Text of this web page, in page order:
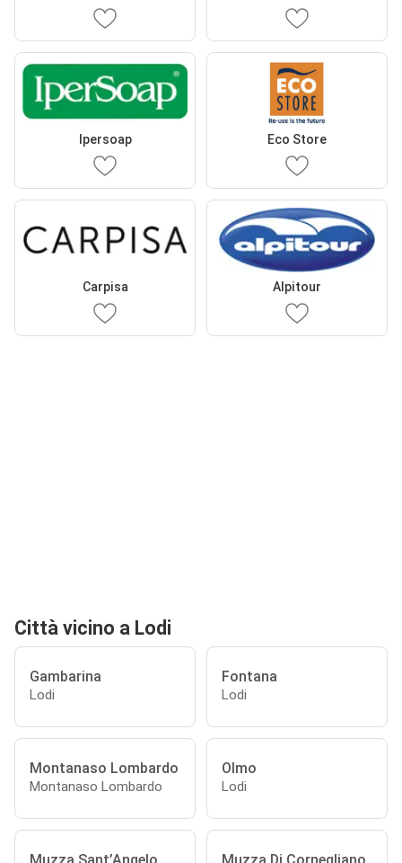
Ipersoap Eco Store
Carpisa Alpitour
Città vicino a Lodi
Gambarina
Lodi
Fontana
Lodi
Montanaso Lombardo
Montanaso Lombardo
Olmo
Lodi